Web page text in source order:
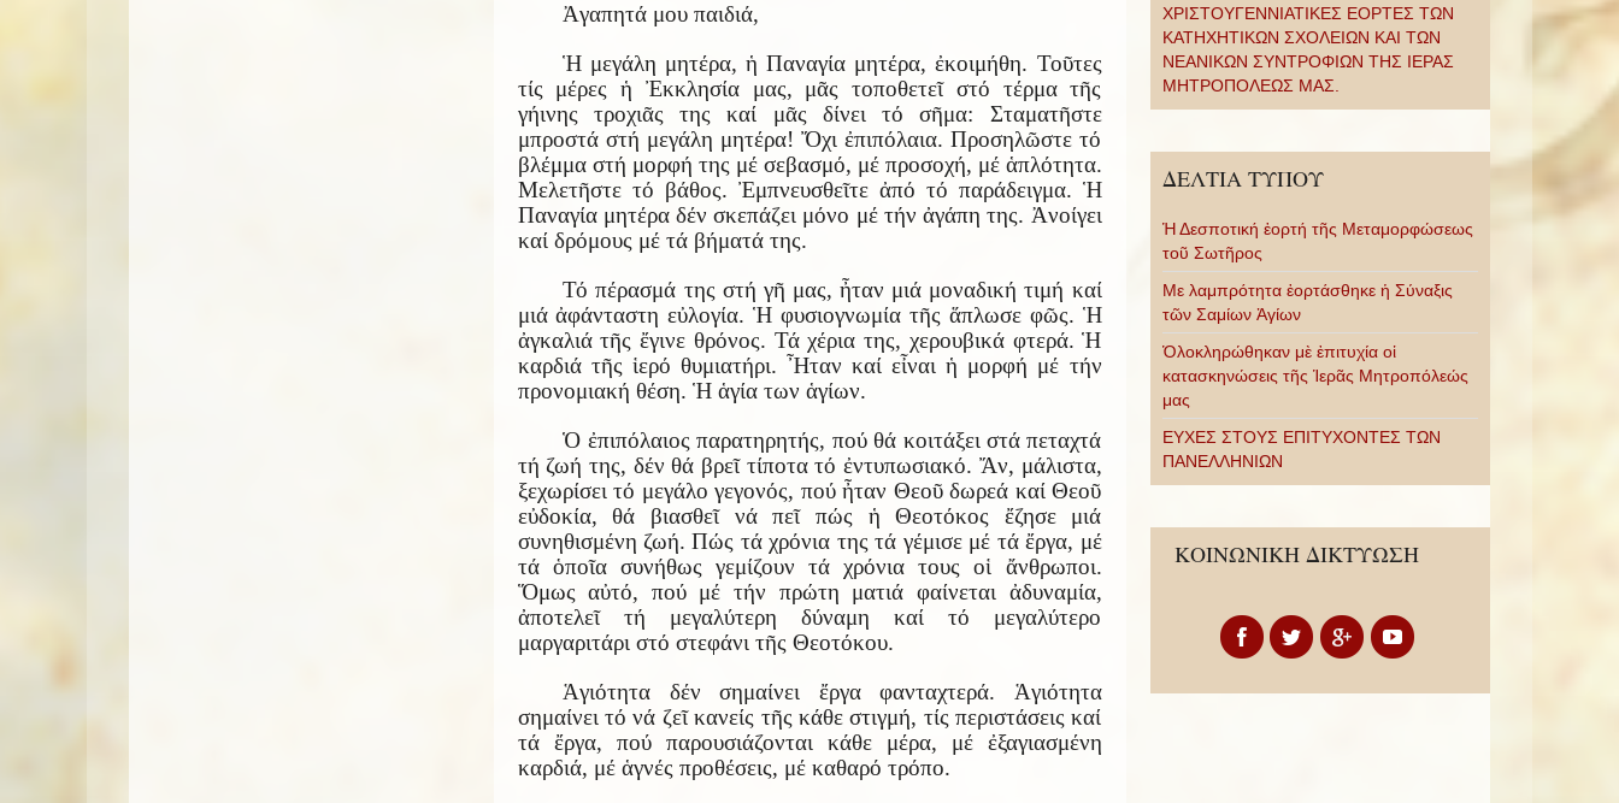
Ἀγαπητά μου παιδιά,
Ἡ μεγάλη μητέρα, ἡ Παναγία μητέρα, ἐκοιμήθη. Τοῦτες
τίς μέρες ἡ Ἐκκλησία μας, μᾶς τοποθετεῖ στό τέρμα τῆς
γήινης τροχιᾶς της καί μᾶς δίνει τό σῆμα: Σταματῆστε
μπροστά στή μεγάλη μητέρα! Ὄχι ἐπιπόλαια. Προσηλῶστε τό
βλέμμα στή μορφή της μέ σεβασμό, μέ προσοχή, μέ ἁπλότητα.
Μελετῆστε τό βάθος. Ἐμπνευσθεῖτε ἀπό τό παράδειγμα. Ἡ
Παναγία μητέρα δέν σκεπάζει μόνο μέ τήν ἀγάπη της. Ἀνοίγει
καί δρόμους μέ τά βήματά της.
Τό πέρασμά της στή γῆ μας, ἦταν μιά μοναδική τιμή καί
μιά ἀφάνταστη εὐλογία. Ἡ φυσιογνωμία τῆς ἅπλωσε φῶς. Ἡ
ἀγκαλιά τῆς ἔγινε θρόνος. Τά χέρια της, χερουβικά φτερά. Ἡ
καρδιά τῆς ἱερό θυμιατήρι. Ἦταν καί εἶναι ἡ μορφή μέ τήν
προνομιακή θέση. Ἡ ἁγία των ἁγίων.
Ὁ ἐπιπόλαιος παρατηρητής, πού θά κοιτάξει στά πεταχτά
τή ζωή της, δέν θά βρεῖ τίποτα τό ἐντυπωσιακό. Ἄν, μάλιστα,
ξεχωρίσει τό μεγάλο γεγονός, πού ἦταν Θεοῦ δωρεά καί Θεοῦ
εὐδοκία, θά βιασθεῖ νά πεῖ πώς ἡ Θεοτόκος ἔζησε μιά
συνηθισμένη ζωή. Πώς τά χρόνια της τά γέμισε μέ τά ἔργα, μέ
τά ὁποῖα συνήθως γεμίζουν τά χρόνια τους οἱ ἄνθρωποι.
Ὅμως αὐτό, πού μέ τήν πρώτη ματιά φαίνεται ἀδυναμία,
ἀποτελεῖ τή μεγαλύτερη δύναμη καί τό μεγαλύτερο
μαργαριτάρι στό στεφάνι τῆς Θεοτόκου.
Ἁγιότητα δέν σημαίνει ἔργα φανταχτερά. Ἁγιότητα
σημαίνει τό νά ζεῖ κανείς τῆς κάθε στιγμή, τίς περιστάσεις καί
τά ἔργα, πού παρουσιάζονται κάθε μέρα, μέ ἐξαγιασμένη
καρδιά, μέ ἁγνές προθέσεις, μέ καθαρό τρόπο.
ΧΡΙΣΤΟΥΓΕΝΝΙΑΤΙΚΕΣ ΕΟΡΤΕΣ ΤΩΝ
ΚΑΤΗΧΗΤΙΚΩΝ ΣΧΟΛΕΙΩΝ ΚΑΙ ΤΩΝ
ΝΕΑΝΙΚΩΝ ΣΥΝΤΡΟΦΙΩΝ ΤΗΣ ΙΕΡΑΣ
ΜΗΤΡΟΠΟΛΕΩΣ ΜΑΣ.
ΔΕΛΤΙΑ ΤΥΠΟΥ
Ἡ Δεσποτική ἑορτή τῆς Μεταμορφώσεως
τοῦ Σωτῆρος
Με λαμπρότητα ἑορτάσθηκε ἡ Σύναξις
τῶν Σαμίων Ἁγίων
Ὁλοκληρώθηκαν μὲ ἐπιτυχία οἱ
κατασκηνώσεις τῆς Ἱερᾶς Μητροπόλεώς
μας
ΕΥΧΕΣ ΣΤΟΥΣ ΕΠΙΤΥΧΟΝΤΕΣ ΤΩΝ
ΠΑΝΕΛΛΗΝΙΩΝ
ΚΟΙΝΩΝΙΚΗ ΔΙΚΤΥΩΣΗ